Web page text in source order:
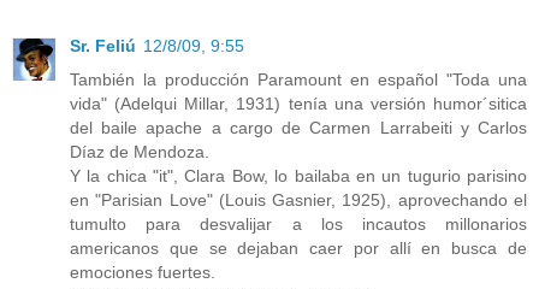
Sr. Feliú 12/8/09, 9:55
También la producción Paramount en español "Toda una
vida" (Adelqui Millar, 1931) tenía una versión humor´sitica
del baile apache a cargo de Carmen Larrabeiti y Carlos
Díaz de Mendoza.
Y la chica "it", Clara Bow, lo bailaba en un tugurio parisino
en "Parisian Love" (Louis Gasnier, 1925), aprovechando el
tumulto para desvalijar a los incautos millonarios
americanos que se dejaban caer por allí en busca de
emociones fuertes.